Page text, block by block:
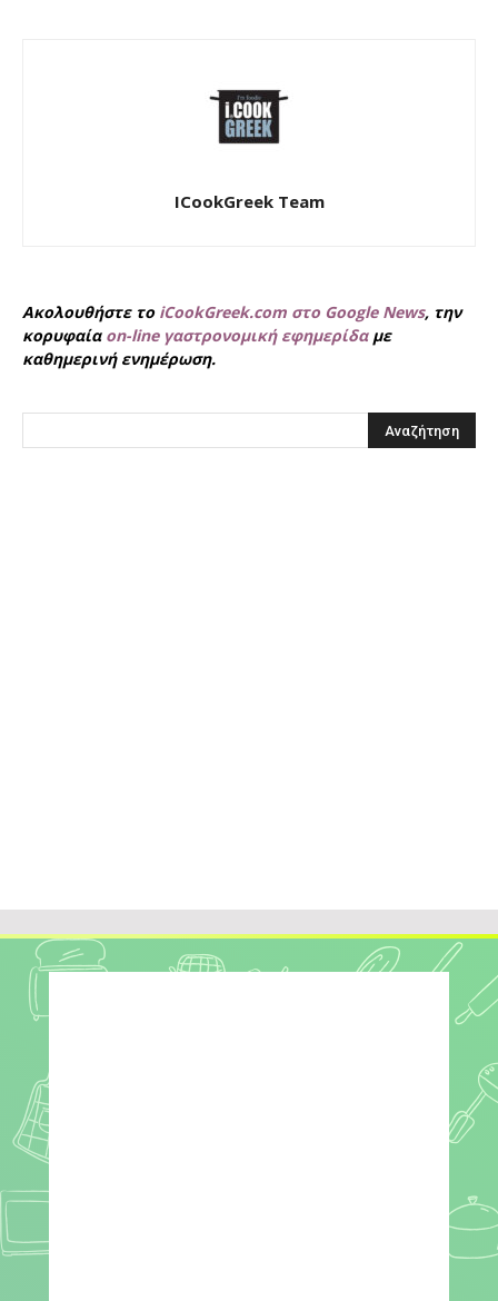
ICookGreek Team
Ακολουθήστε το iCookGreek.com στο Google News, την
κορυφαία on-line γαστρονομική εφημερίδαμε
καθημερινή ενημέρωση.